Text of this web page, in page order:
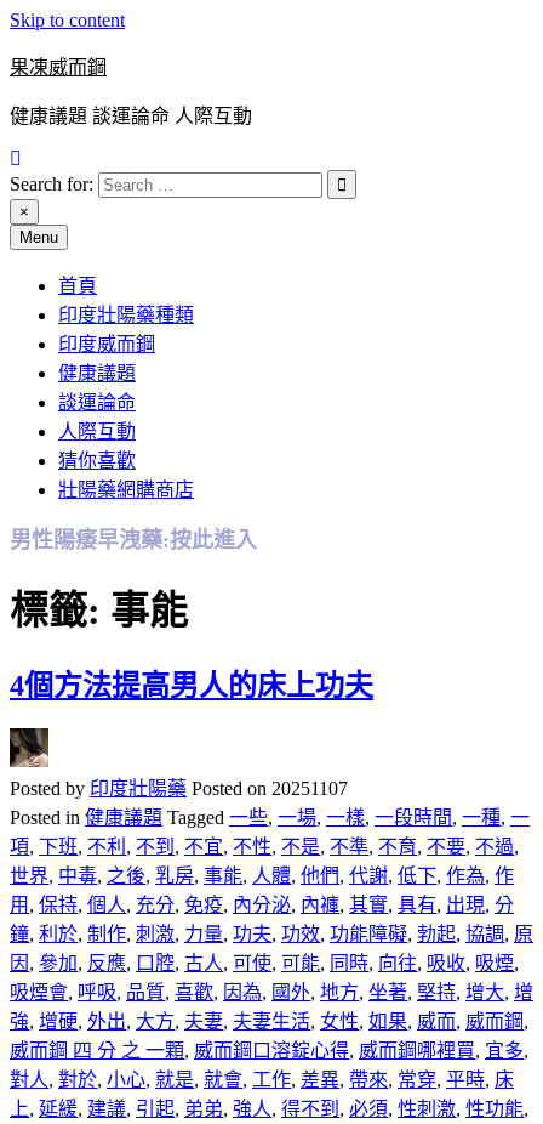
Skip to content
果凍威而鋼
健康議題 談運論命 人際互動
Search for:
×
Menu
首頁
印度壯陽藥種類
印度威而鋼
健康議題
談運論命
人際互動
猜你喜歡
壯陽藥網購商店
男性陽痿早洩藥:按此進入
標籤: 事能
4個方法提高男人的床上功夫
Posted by 印度壯陽藥 Posted on 20251107
Posted in 健康議題 Tagged 一些, 一場, 一樣, 一段時間, 一種, 一
項, 下班, 不利 , 不到 , 不宜, 不性, 不是, 不準, 不育, 不要, 不過,
世界, 中毒, 之後, 乳房, 事能, 人體, 他們, 代謝, 低下, 作為, 作
用 , 保持, 個人, 充分, 免疫, 內分泌, 內褲, 其實, 具有, 出現, 分
鐘, 利於, 制作, 刺激, 力量, 功夫, 功效, 功能障礙, 勃起, 協調, 原
因 , 參加, 反應, 口腔, 古人, 可使, 可能, 同時, 向往, 吸收, 吸煙,
吸煙會, 呼吸, 品質, 喜歡, 因為, 國外, 地方, 坐著, 堅持, 增大, 增
強, 增硬, 外出, 大方, 夫妻, 夫妻生活, 女性, 如果, 威而, 威而鋼,
威而鋼 四 分 之 一顆, 威而鋼口溶錠心得, 威而鋼哪裡買, 宜多,
對人, 對於, 小心, 就是, 就會, 工作, 差異, 帶來, 常穿, 平時, 床
上, 延緩, 建議, 引起, 弟弟, 強人, 得不到 , 必須, 性刺激, 性功能,